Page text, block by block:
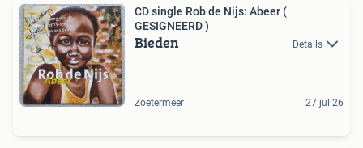
CD single Rob de Nijs: Abeer (
GESIGNEERD )
Bieden Details
Zoetermeer 27 jul 26